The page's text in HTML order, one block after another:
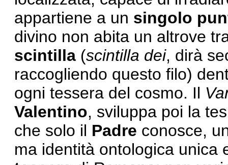
appartiene a un singolo
divino non abita un altrove
scintilla (scintilla dei, dirà
raccogliendo questo filo)
ogni tessera del cosmo. Il
Valentino, sviluppa poi la
che solo il Padre conosce,
ma identità ontologica unica